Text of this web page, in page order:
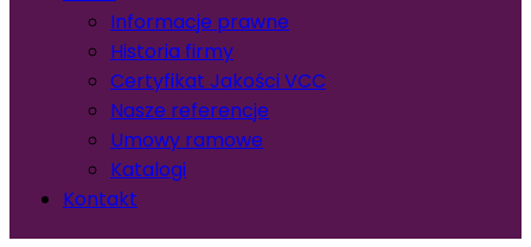
Informacje prawne
Historia firmy
Certyfikat Jakości VCC
Nasze referencje
Umowy ramowe
Katalogi
Kontakt